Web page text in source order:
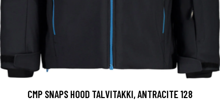
CMP SNAPS HOOD TALVITAKKI, ANTRACITE 128